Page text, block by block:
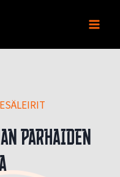
parhaiden